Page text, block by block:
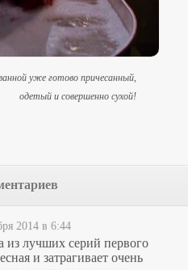
уже готово причесанный,
одетый и совершенно сухой!
2014 в 6:44
из лучших серий первого
и затрагивает очень